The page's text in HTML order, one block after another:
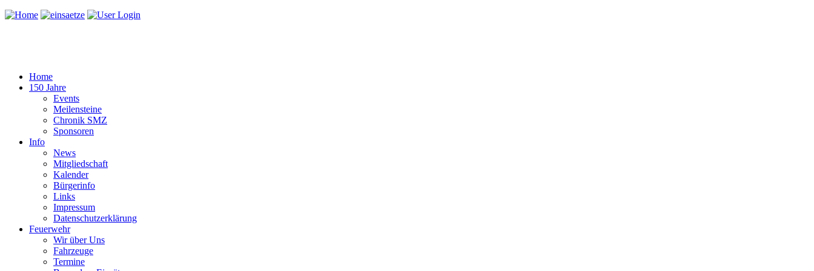
Home
150 Jahre
Events
Meilensteine
Chronik SMZ
Sponsoren
Info
News
Mitgliedschaft
Kalender
Bürgerinfo
Links
Impressum
Datenschutzerklärung
Feuerwehr
Wir über Uns
Fahrzeuge
Termine